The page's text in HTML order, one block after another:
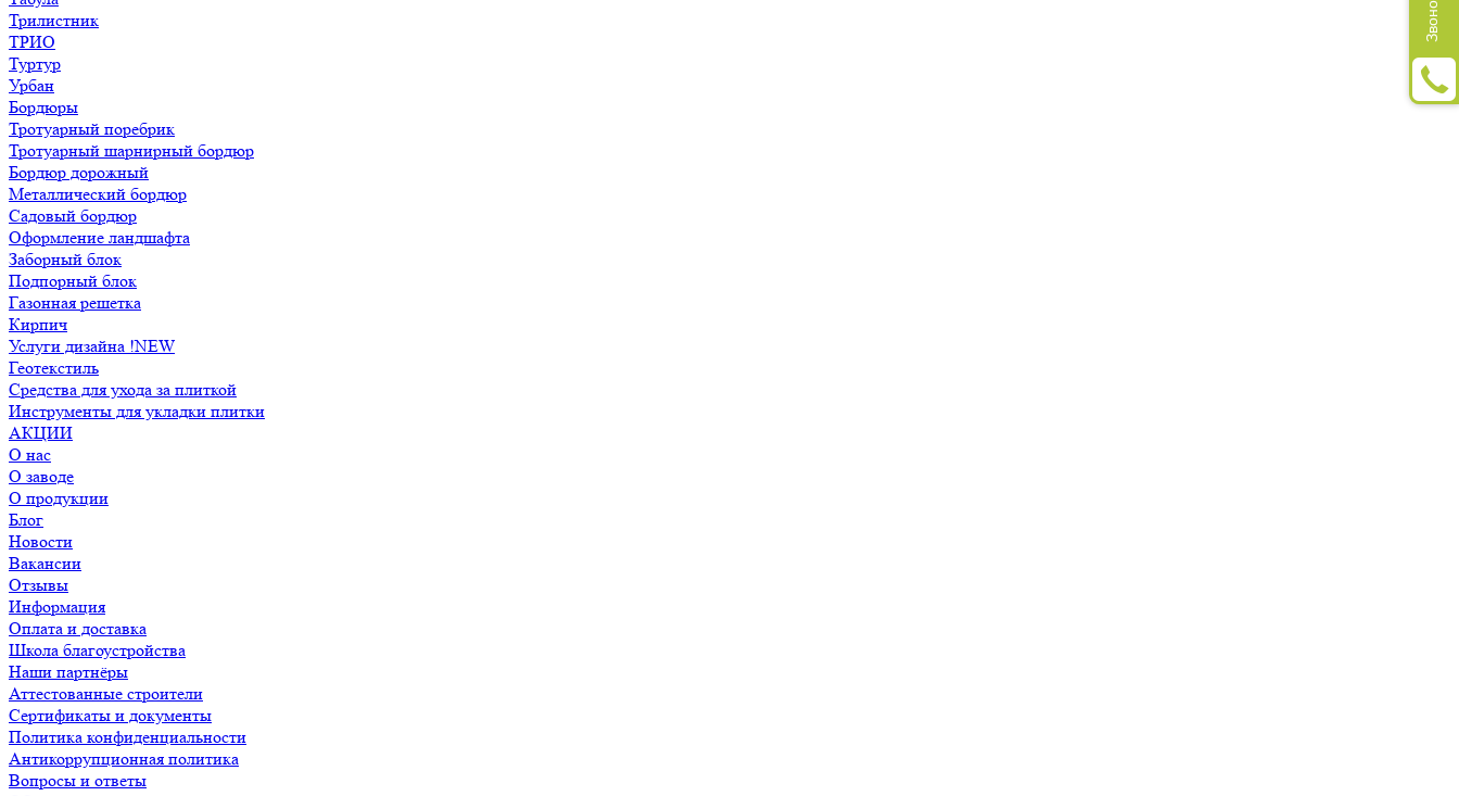
Трилистник
ТРИО
Туртур
Урбан
Бордюры
Тротуарный поребрик
Тротуарный шарнирный бордюр
Бордюр дорожный
Металлический бордюр
Садовый бордюр
Оформление ландшафта
Заборный блок
Подпорный блок
Газонная решетка
Кирпич
Услуги дизайна !NEW
Геотекстиль
Средства для ухода за плиткой
Инструменты для укладки плитки
АКЦИИ
О нас
О заводе
О продукции
Блог
Новости
Вакансии
Отзывы
Информация
Оплата и доставка
Школа благоустройства
Наши партнёры
Аттестованные строители
Сертификаты и документы
Политика конфиденциальности
Антикоррупционная политика
Вопросы и ответы